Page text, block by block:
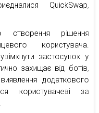
QuickSwap,
створення рішення
користувача.
застосунок у
захищає від ботів,
додаткового
користувачеві за